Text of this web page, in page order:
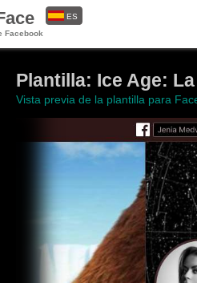
Facebook
ES
Plantilla: Ice Age:
Vista previa de la plantilla para